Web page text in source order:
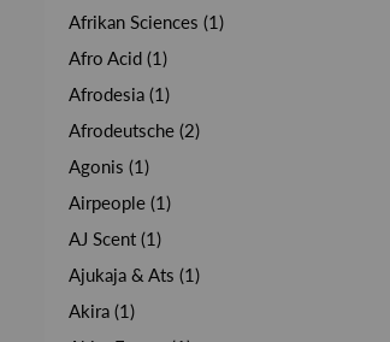
Afrikan Sciences (1)
Afro Acid (1)
Afrodesia (1)
Afrodeutsche (2)
Agonis (1)
Airpeople (1)
AJ Scent (1)
Ajukaja & Ats (1)
Akira (1)